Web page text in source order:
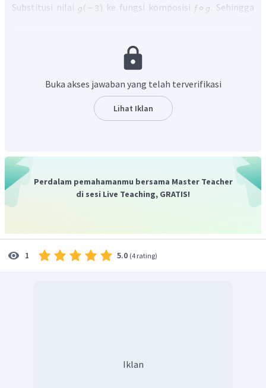
Substitusi nilai ke fungsi komposisi
. Sehingga
, maka dapat dinyatakan
f ∘ : −3 )}
g : {(−3, 2)}
Buka akses jawaban yang telah terverifikasi
Lihat Iklan
Perdalam pemahamanmu bersama Master Teacher
di sesi Live Teaching, GRATIS!
1 5.0 (4 rating)
Iklan